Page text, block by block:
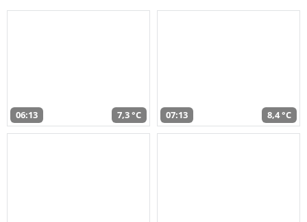
06:13 7,3 °C 07:13 8,4 °C